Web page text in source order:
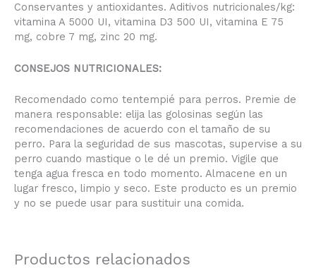
Conservantes y antioxidantes. Aditivos nutricionales/kg:
vitamina A 5000 UI, vitamina D3 500 UI, vitamina E 75
mg, cobre 7 mg, zinc 20 mg.
CONSEJOS NUTRICIONALES:
Recomendado como tentempié para perros. Premie de
manera responsable: elija las golosinas según las
recomendaciones de acuerdo con el tamaño de su
perro. Para la seguridad de sus mascotas, supervise a su
perro cuando mastique o le dé un premio. Vigile que
tenga agua fresca en todo momento. Almacene en un
lugar fresco, limpio y seco. Este producto es un premio
y no se puede usar para sustituir una comida.
Productos relacionados